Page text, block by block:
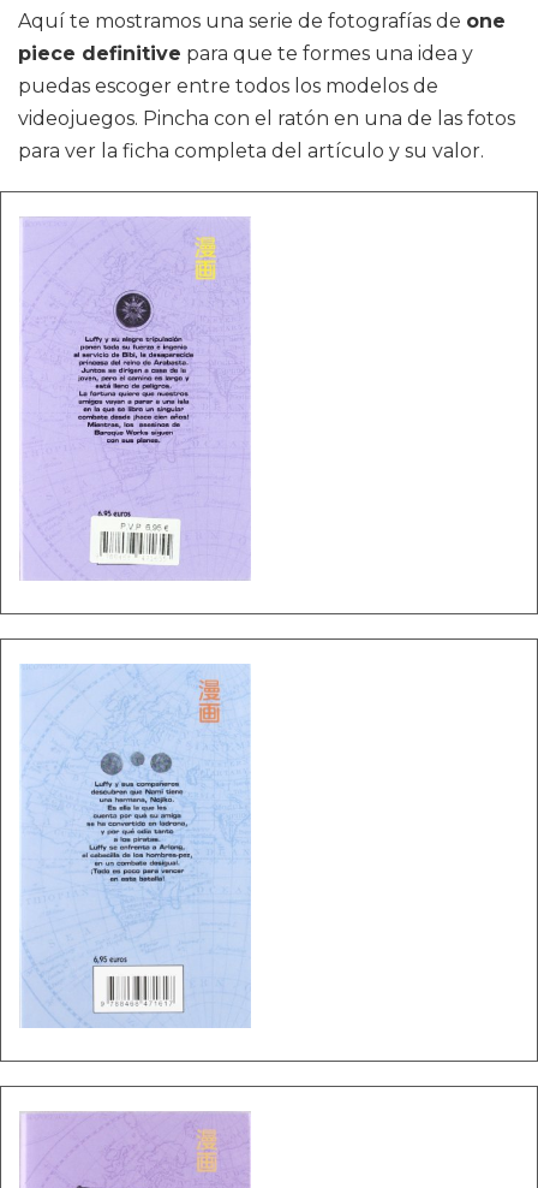
Aquí te mostramos una serie de fotografías de one
piece definitive para que te formes una idea y
puedas escoger entre todos los modelos de
videojuegos. Pincha con el ratón en una de las fotos
para ver la ficha completa del artículo y su valor.